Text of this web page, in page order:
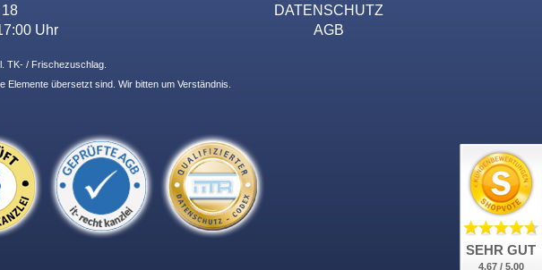
Uhr
DATENSCHUTZ
AGB
TK- / Frischezuschlag.
übersetzt sind. Wir bitten um Verständnis.
SEHR GUT
4.67 / 5.00